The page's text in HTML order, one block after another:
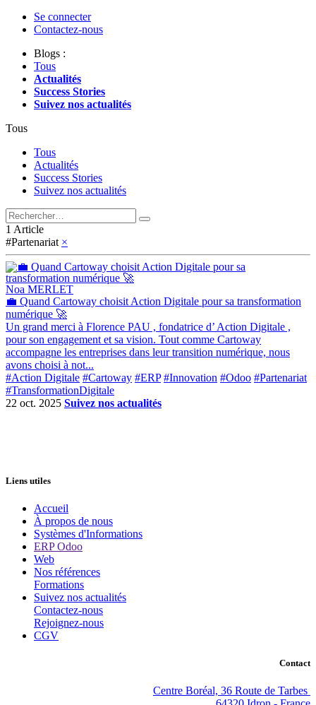
Se connecter
Contactez-nous
Blogs :
Tous
Actualités
Success Stories
Suivez nos actualités
Tous
Tous
Actualités
Success Stories
Suivez nos actualités
1 Article
#Partenariat ×
Noa MERLET
💼 Quand Cartoway choisit Action Digitale pour sa transformation
numérique 🚀
Un grand merci à Florence PAU , fondatrice d’ Action Digitale ,
pour son engagement et sa vision. Tout comme Cartoway
accompagne les entreprises dans leur transition numérique, nous
avons choisi à not...
#Action Digitale #Cartoway #ERP #Innovation #Odoo #Partenariat
#TransformationDigitale
22 oct. 2025 Suivez nos actualités
Liens utiles
Accueil
À propos de nous
Systèmes d'Informations
ERP Odoo
Web
Nos références
Formations
Suivez nos actualités
Contactez-nous
Rejoignez-nous
CGV
Contact
Centre Boréal, 36 Route de Tarbes